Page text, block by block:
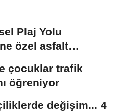
Plaj Yolu
özel asfalt
çocuklar trafik
öğreniyor
değişim... 4